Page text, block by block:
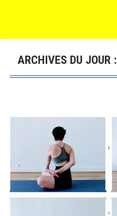
ARCHIVES DU JOUR :